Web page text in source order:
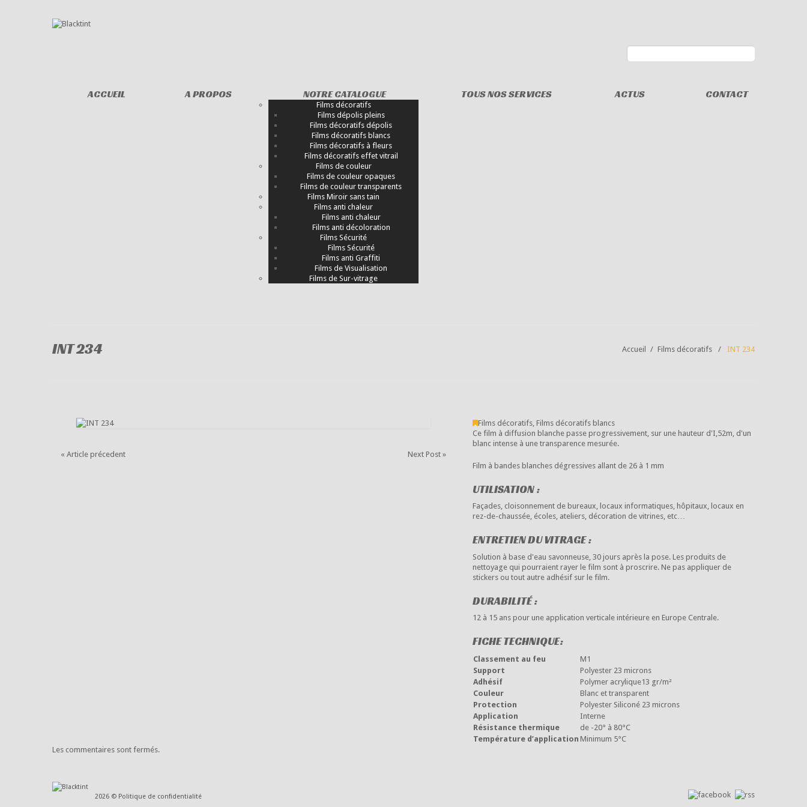
ACCUEIL A PROPOS NOTRE CATALOGUE
Films décoratifs
Films dépolis pleins
Films décoratifs dépolis
Films décoratifs blancs
Films décoratifs à fleurs
Films décoratifs effet vitrail
Films de couleur
Films de couleur opaques
Films de couleur transparents
Films Miroir sans tain
Films anti chaleur
Films anti chaleur
Films anti décoloration
Films Sécurité
Films Sécurité
Films anti Graffiti
Films de Visualisation
Films de Sur-vitrage
TOUS NOS SERVICES ACTUS CONTACT
INT 234 Accueil Films décoratifs INT 234
« Article précedent Next Post »
Films décoratifs Films décoratifs blancs
Ce film à diffusion blanche passe progressivement, sur une hauteur d'I,52m, d'un
blanc intense à une transparence mesurée.
Film à bandes blanches dégressives allant de 26 à 1 mm
UTILISATION :
Façades, cloisonnement de bureaux, locaux informatiques, hôpitaux, locaux en
rez-de-chaussée, écoles, ateliers, décoration de vitrines, etc…
ENTRETIEN DU VITRAGE :
Solution à base d'eau savonneuse, 30 jours après la pose. Les produits de
nettoyage qui pourraient rayer le film sont à proscrire. Ne pas appliquer de
stickers ou tout autre adhésif sur le film.
DURABILITÉ :
12 à 15 ans pour une application verticale intérieure en Europe Centrale.
FICHE TECHNIQUE:
Classement au feu
M1
Support
Polyester 23 microns
Adhésif
Polymer acrylique13 gr/m²
Couleur
Blanc et transparent
Protection
Polyester Siliconé 23 microns
Application
Interne
Résistance thermique
de -20° à 80°C
Température d’application Minimum 5°C
Les commentaires sont fermés.
2026 © Politique de confidentialité